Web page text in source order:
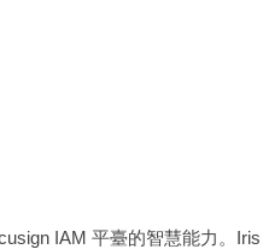
IAM 平臺的智慧能力。